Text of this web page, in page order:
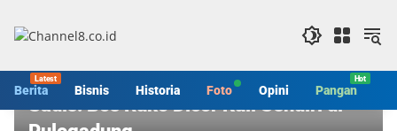
konten
Berita Bisnis Historia Foto Opini Pangan
Berita
Sadis! Bos Ruko Dicor Kuli Sendiri di